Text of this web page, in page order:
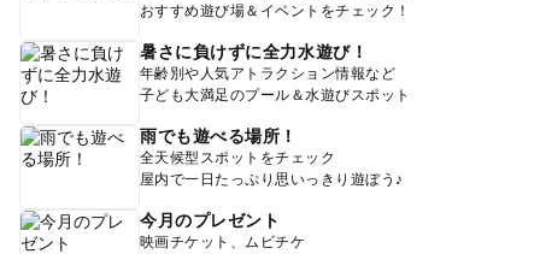
おすすめ遊び場＆イベントをチェック！
暑さに負けずに全力水遊び！
年齢別や人気アトラクション情報など
子ども大満足のプール＆水遊びスポット
雨でも遊べる場所！
全天候型スポットをチェック
屋内で一日たっぷり思いっきり遊ぼう♪
今月のプレゼント
映画チケット、ムビチケ